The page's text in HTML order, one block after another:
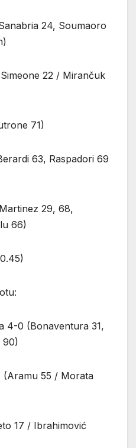
24, Soumaoro
22 / Mirančuk
71)
63, Raspadori 69
29, 68,
66)
4-0 (Bonaventura 31,
90)
(Aramu 55 / Morata
17 / Ibrahimović